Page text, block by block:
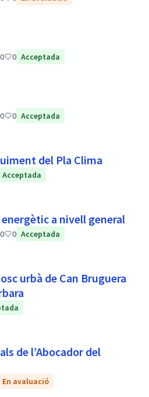
0 0 Acceptada
0 0 Acceptada
del Pla Clima
Acceptada
a nivell general
0 0 Acceptada
urbà de Can Bruguera
de l’Abocador del
En avaluació